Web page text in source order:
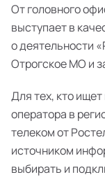
От головного
выступает в
о деятельности
Отрогское МО и
Для тех, кто
оператора в
телеком от
источником
выбирать и